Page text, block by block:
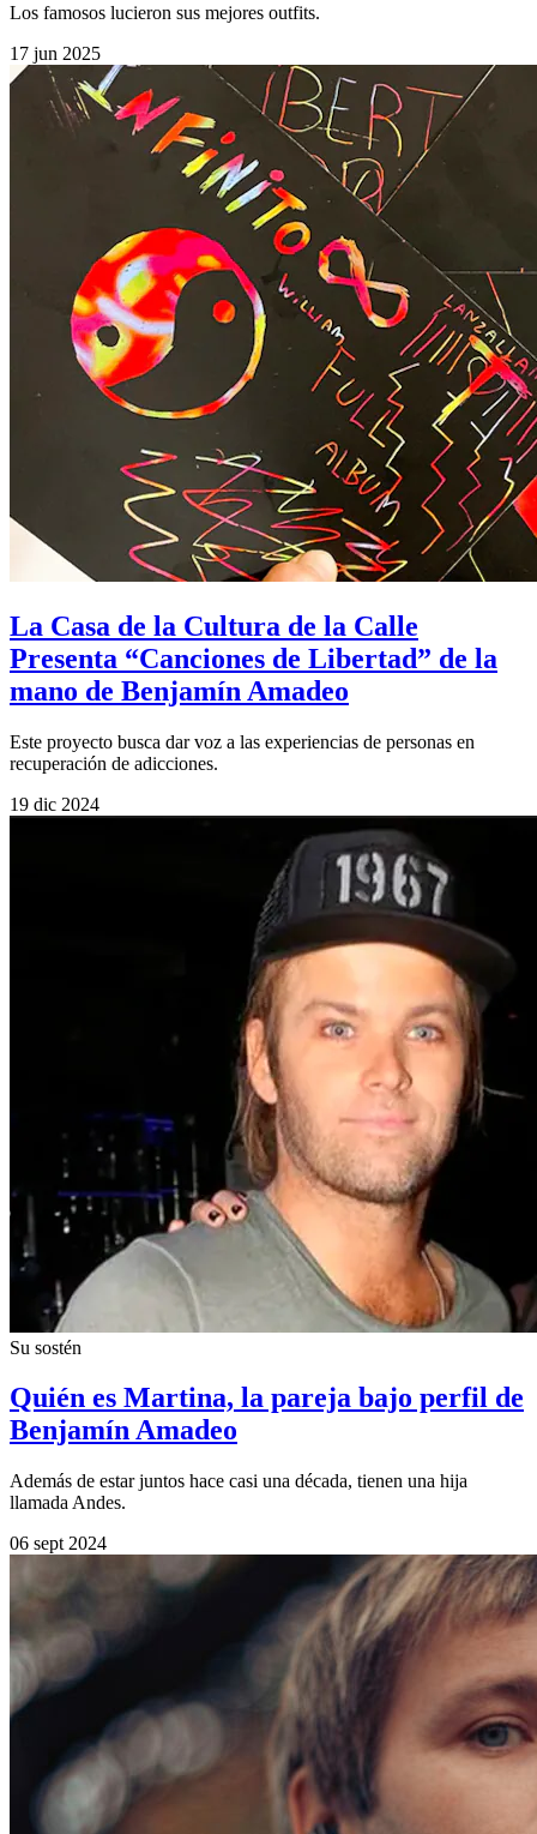
Los famosos lucieron sus mejores outfits.
17 jun 2025
La Casa de la Cultura de la Calle
Presenta “Canciones de Libertad” de la
mano de Benjamín Amadeo
Este proyecto busca dar voz a las experiencias de personas en
recuperación de adicciones.
19 dic 2024
Su sostén
Quién es Martina, la pareja bajo perfil de
Benjamín Amadeo
Además de estar juntos hace casi una década, tienen una hija
llamada Andes.
06 sept 2024